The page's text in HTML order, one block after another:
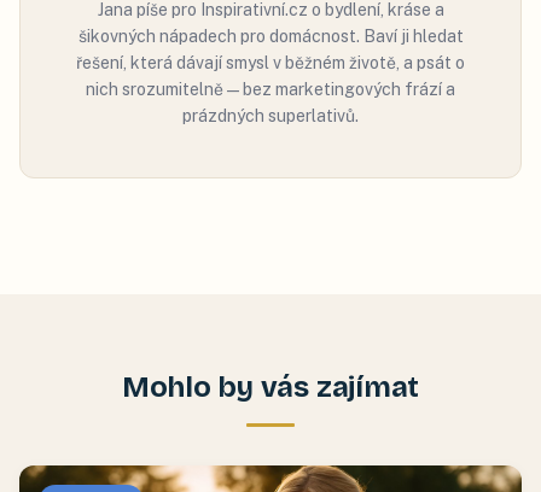
Jana píše pro Inspirativní.cz o bydlení, kráse a
šikovných nápadech pro domácnost. Baví ji hledat
řešení, která dávají smysl v běžném životě, a psát o
nich srozumitelně — bez marketingových frází a
prázdných superlativů.
Mohlo by vás zajímat